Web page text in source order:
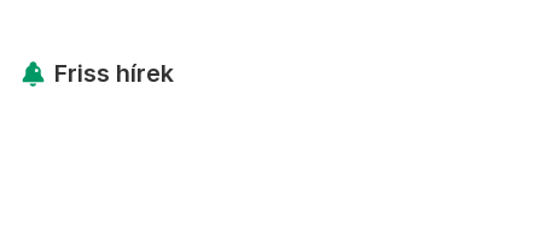
Friss hírek